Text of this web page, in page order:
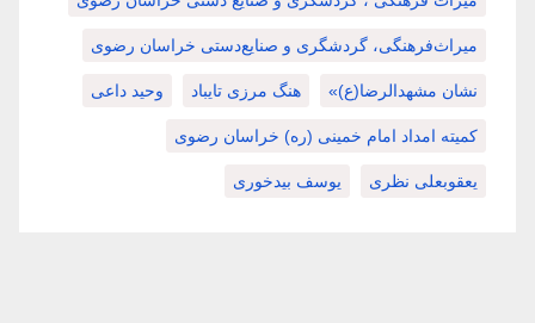
میراث‌فرهنگی، گردشگری و صنایع‌دستی خراسان رضوی
نشان مشهدالرضا(ع)» هنگ مرزی تایباد وحید داعی
کمیته امداد امام خمینی (ره) خراسان رضوی
یعقوبعلی نظری یوسف بیدخوری